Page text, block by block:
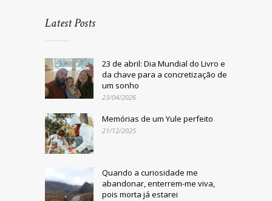
Latest Posts
23 de abril: Dia Mundial do Livro e
da chave para a concretização de
um sonho
23/04/2026
Memórias de um Yule perfeito
21/12/2025
Quando a curiosidade me
abandonar, enterrem-me viva,
pois morta já estarei